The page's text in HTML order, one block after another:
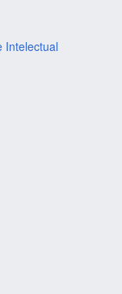
Intelectual